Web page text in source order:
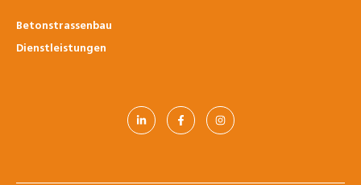
Betonstrassenbau
Dienstleistungen